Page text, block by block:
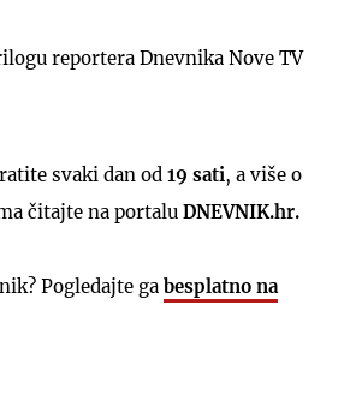
reportera Dnevnika Nove TV
svaki dan od 19 sati, a više o
čitajte na portalu DNEVNIK.hr.
Pogledajte ga besplatno na